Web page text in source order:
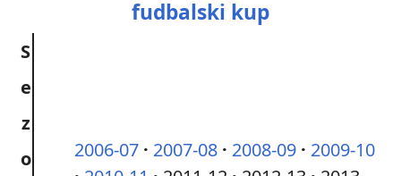
fudbalski kup
S
e
z
o
2006-07 2007-08 2008-09
2009-10